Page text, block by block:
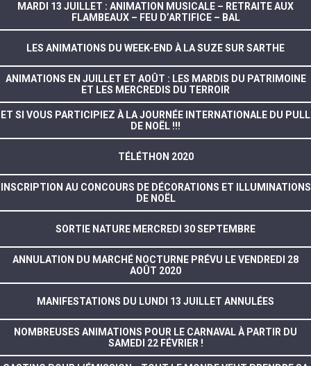
MARDI 13 JUILLET : ANIMATION MUSICALE – RETRAITE AUX
FLAMBEAUX – FEU D’ARTIFICE – BAL
LES ANIMATIONS DU WEEK-END À LA SUZE SUR SARTHE
ANIMATIONS EN JUILLET ET AOÛT : LES MARDIS DU PATRIMOINE
ET LES MERCREDIS DU TERROIR
ET SI VOUS PARTICIPIEZ À LA JOURNÉE INTERNATIONALE DU PULL
DE NOËL !!!
TÉLÉTHON 2020
INSCRIPTION AU CONCOURS DE DÉCORATIONS ET ILLUMINATIONS
DE NOËL
SORTIE NATURE MERCREDI 30 SEPTEMBRE
ANNULATION DU MARCHÉ NOCTURNE PRÉVU LE VENDREDI 28
AOÛT 2020
MANIFESTATIONS DU LUNDI 13 JUILLET ANNULÉES
NOMBREUSES ANIMATIONS POUR LE CARNAVAL À PARTIR DU
SAMEDI 22 FÉVRIER !